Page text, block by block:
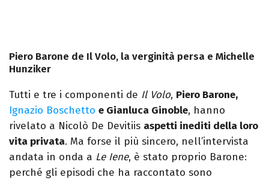
Piero Barone de Il Volo, la verginità persa e Michelle
Hunziker
Tutti e tre i componenti de Il Volo, Piero Barone,
Ignazio Boschetto e Gianluca Ginoble, hanno
rivelato a Nicolò De Devitiis aspetti inediti della loro
vita privata. Ma forse il più sincero, nell’intervista
andata in onda a Le Iene, è stato proprio Barone:
perché gli episodi che ha raccontato sono